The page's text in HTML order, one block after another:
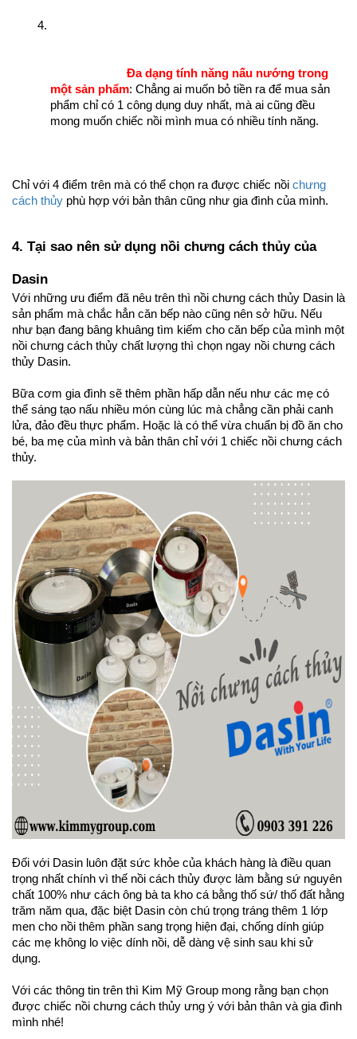
Đa dạng tính năng nấu nướng trong
một sản phẩm: Chẳng ai muốn bỏ tiền ra để mua sản
phẩm chỉ có 1 công dụng duy nhất, mà ai cũng đều
mong muốn chiếc nồi mình mua có nhiều tính năng.
Chỉ với 4 điểm trên mà có thể chọn ra được chiếc nồi chưng
cách thủy phù hợp với bản thân cũng như gia đình của mình.
4. Tại sao nên sử dụng nồi chưng cách thủy của
Dasin
Với những ưu điểm đã nêu trên thì nồi chưng cách thủy Dasin là
sản phẩm mà chắc hẳn căn bếp nào cũng nên sở hữu. Nếu
như bạn đang bâng khuâng tìm kiếm cho căn bếp của mình một
nồi chưng cách thủy chất lượng thì chọn ngay nồi chưng cách
thủy Dasin.
Bữa cơm gia đình sẽ thêm phần hấp dẫn nếu như các mẹ có
thể sáng tạo nấu nhiều món cùng lúc mà chẳng cần phải canh
lửa, đảo đều thực phẩm. Hoặc là có thể vừa chuẩn bị đồ ăn cho
bé, ba mẹ của mình và bản thân chỉ với 1 chiếc nồi chưng cách
thủy.
Đối với Dasin luôn đặt sức khỏe của khách hàng là điều quan
trọng nhất chính vì thế nồi cách thủy được làm bằng sứ nguyên
chất 100% như cách ông bà ta kho cá bằng thố sứ/ thố đất hằng
trăm năm qua, đặc biệt Dasin còn chú trọng tráng thêm 1 lớp
men cho nồi thêm phần sang trọng hiện đại, chống dính giúp
các mẹ không lo việc dính nồi, dễ dàng vệ sinh sau khi sử
dụng.
Với các thông tin trên thì Kim Mỹ Group mong rằng bạn chọn
được chiếc nồi chưng cách thủy ưng ý với bản thân và gia đình
mình nhé!